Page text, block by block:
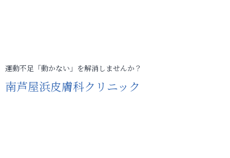
運動不足「動かない」を解消しませんか？
南芦屋浜皮膚科クリニック